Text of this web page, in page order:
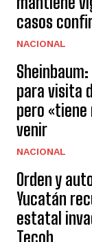
casos
NACIONAL
para visita
pero «tiene
venir
NACIONAL
Orden y
Yucatán
estatal
Tecoh